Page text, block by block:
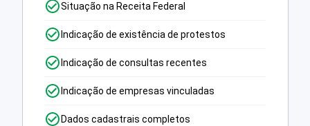
Situação na Receita Federal
Indicação de existência de protestos
Indicação de consultas recentes
Indicação de empresas vinculadas
Dados cadastrais completos